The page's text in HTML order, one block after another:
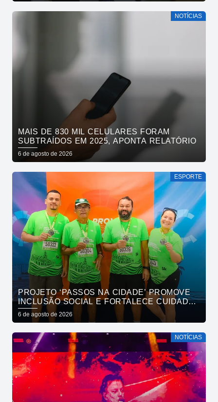
NOTÍCIAS
MAIS DE 830 MIL CELULARES FORAM
SUBTRAÍDOS EM 2025, APONTA RELATÓRIO
6 de agosto de 2026
ESPORTE
PROJETO ‘PASSOS NA CIDADE’ PROMOVE
INCLUSÃO SOCIAL E FORTALECE CUIDADO
EM SAÚDE MENTAL POR MEIO DA CORRIDA
6 de agosto de 2026
NOTÍCIAS